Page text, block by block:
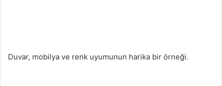
Duvar, mobilya ve renk uyumunun harika bir örneği.